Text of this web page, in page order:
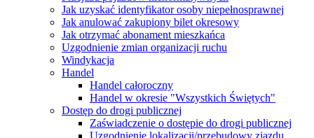
Jak uzyskać identyfikator osoby niepełnosprawnej
Jak anulować zakupiony bilet okresowy
Jak otrzymać abonament mieszkańca
Uzgodnienie zmian organizacji ruchu
Windykacja
Handel
Handel całoroczny
Handel w okresie "Wszystkich Świętych"
Dostęp do drogi publicznej
Zaświadczenie o dostępie do drogi publicznej
Uzgodnienie lokalizacji/przebudowy zjazdu